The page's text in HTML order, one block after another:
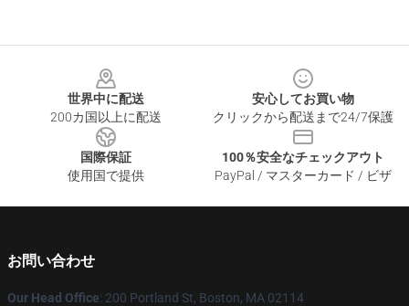
世界中に配送
200カ国以上に配送
安心してお買い物
クリックから配送まで24/7保護
国際保証
使用国で提供
100％安全なチェックアウト
PayPal / マスターカード / ビザ
お問い合わせ
Our Head Office: 200 Portland St, Boston, MA 02114